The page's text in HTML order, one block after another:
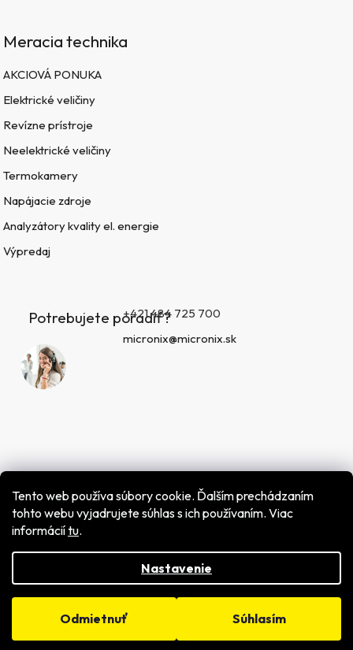
Tento web používa súbory cookie. Ďalším prechádzaním
tohto webu vyjadrujete súhlas s ich používaním. Viac
informáciítu.
Nastavenie
Odmietnuť Súhlasím
Meracia technika
AKCIOVÁ PONUKA
Elektrické veličiny
Revízne prístroje
Neelektrické veličiny
Termokamery
Napájacie zdroje
Analyzátory kvality el. energie
Výpredaj
Potrebujete poradiť?+421 484 725 700
micronix@micronix.sk
Copyright 2026MICRONIX spol. s r.o.. Všetky práva
vyhradené.